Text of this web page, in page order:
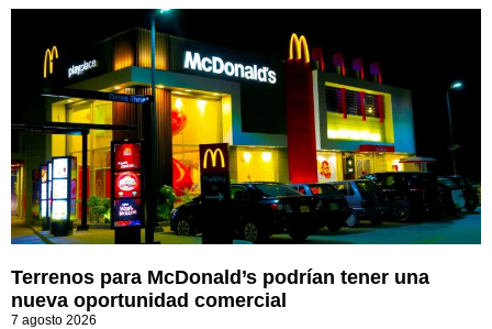
Terrenos para McDonald’s podrían tener una
nueva oportunidad comercial
7 agosto 2026